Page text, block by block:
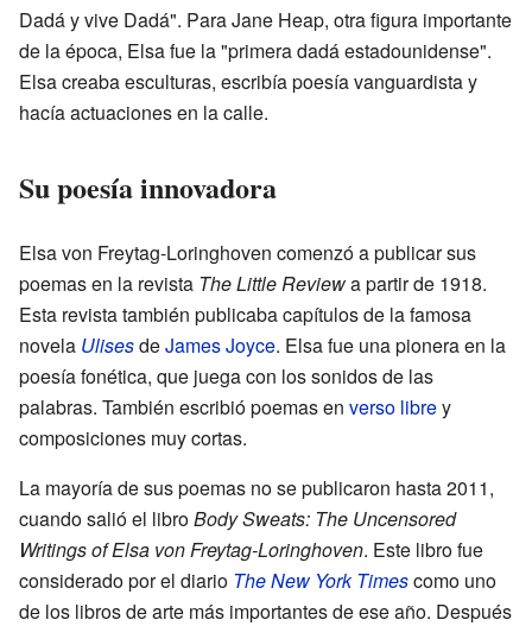
Dadá y vive Dadá". Para Jane Heap, otra figura importante
de la época, Elsa fue la "primera dadá estadounidense".
Elsa creaba esculturas, escribía poesía vanguardista y
hacía actuaciones en la calle.
Su poesía innovadora
Elsa von Freytag-Loringhoven comenzó a publicar sus
poemas en la revista The Little Reviewa partir de 1918.
Esta revista también publicaba capítulos de la famosa
novela UlisesdeJames Joyce. Elsa fue una pionera en la
poesía fonética, que juega con los sonidos de las
palabras. También escribió poemas en verso librey
composiciones muy cortas.
La mayoría de sus poemas no se publicaron hasta 2011,
cuando salió el libroBody Sweats: The Uncensored
Writings of Elsa von Freytag-Loringhoven. Este libro fue
considerado por el diario The New York Timescomo uno
de los libros de arte más importantes de ese año. Después